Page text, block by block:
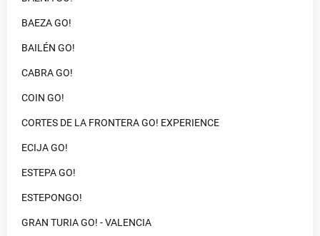
BAEZA GO!
BAILÉN GO!
CABRA GO!
COIN GO!
CORTES DE LA FRONTERA GO! EXPERIENCE
ECIJA GO!
ESTEPA GO!
ESTEPONGO!
GRAN TURIA GO! - VALENCIA